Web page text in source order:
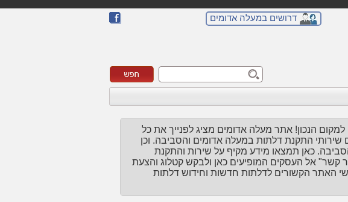
דרושים במעלה אדומים
הנכון! אתר מעלה אדומים מציג לפנייך את כל
התקנת דלתות במעלה אדומים והסביבה. וכן
כאן תמצאו מידע מקיף על שירות והתקנת
קשר" אל העסקים המופיעים כאן ולבקש קטלוג והצעת
האתר הקשורים לדלתות חדשות וחידוש דלתות